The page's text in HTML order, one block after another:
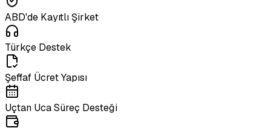
ABD'de Kayıtlı Şirket
Türkçe Destek
Şeffaf Ücret Yapısı
Uçtan Uca Süreç Desteği